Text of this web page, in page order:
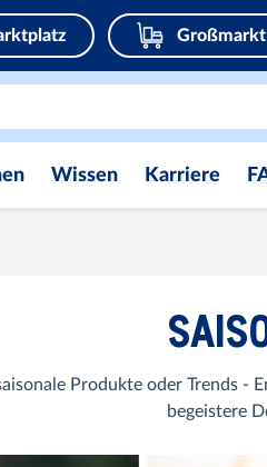
Großmarkt
Wissen Karriere
Produkte oder Trends -
begeistere